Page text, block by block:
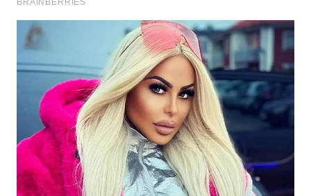
WAHANA
TV
WAHANANEWS
ID
WAHANANEWS
CO ID